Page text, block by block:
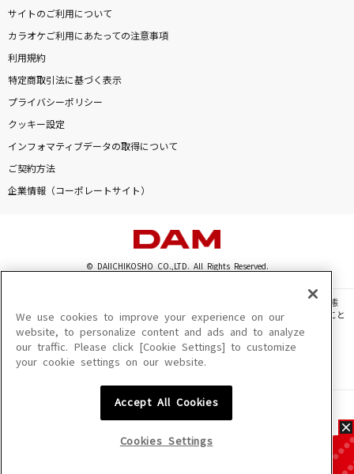
サイトのご利用について
カラオケご利用にあたっての注意事項
利用規約
特定商取引法に基づく表示
プライバシーポリシー
クッキー設定
インフォマティブデータの取得について
ご契約方法
企業情報（コーポレートサイト）
© DAIICHIKOSHO CO.,LTD. All Rights Reserved.
このサイトに掲載されている一切の文章・画像・写真・動画・音声等を、手段や形態
を問わず、著作権法の定める範囲を超えて無断で複製、転載、ファイル化などすること
を禁じます。
楽曲及びコンテンツは、機種によりご利用いただけない場合があります。
楽曲及びコンテンツの配信日、配信内容が変更になる場合があります。
We use cookies to improve your experience on our
website, to personalize content and ads and to analyze
our traffic. Please click [Cookie Settings] to customize
your cookie settings on our website.
Accept All Cookies
Cookies Settings